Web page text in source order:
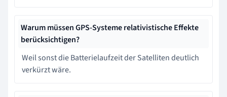
Warum müssen GPS-Systeme relativistische Effekte
berücksichtigen?
Weil sonst die Batterielaufzeit der Satelliten deutlich
verkürzt wäre.